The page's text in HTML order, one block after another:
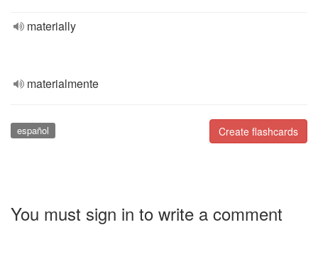
materially
materialmente
Create flashcards
español
You must sign in to write a comment